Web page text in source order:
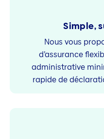
Simple,
Nous vous
d’assurance
administrative
rapide de